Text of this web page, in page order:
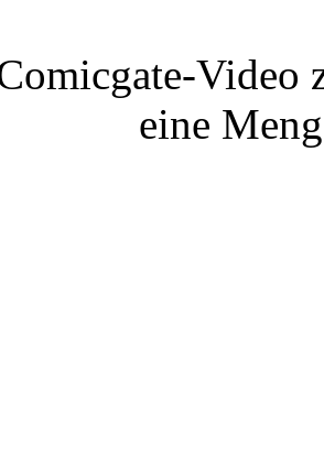
Video
eine